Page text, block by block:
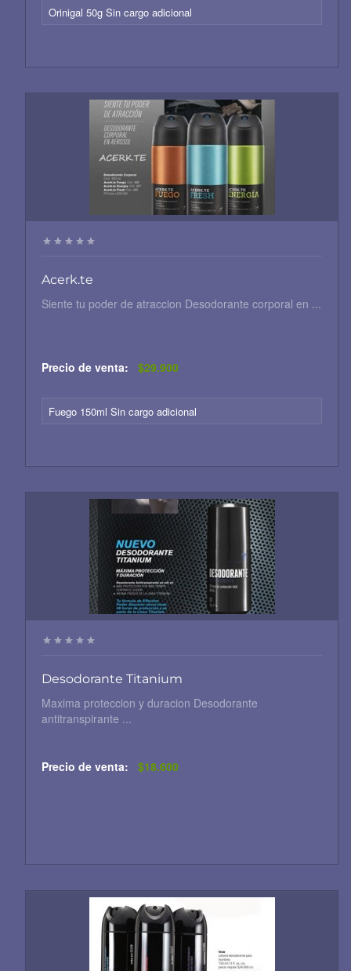
Orinigal 50g Sin cargo adicional
Acerk.te
Siente tu poder de atraccion Desodorante corporal en ...
Precio de venta: $29.900
Fuego 150ml Sin cargo adicional
Desodorante Titanium
Maxima proteccion y duracion Desodorante
antitranspirante ...
Precio de venta: $18.600